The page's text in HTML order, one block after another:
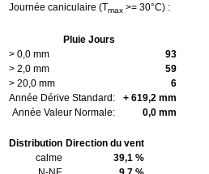
Journée caniculaire (Tmax >= 30°C) :
Pluie Jours
> 0,0 mm
93
> 2,0 mm
59
> 20,0 mm
6
Année Dérive Standard:
+ 619,2 mm
Année Valeur Normale:
0,0 mm
Distribution Direction du vent
calme
39,1 %